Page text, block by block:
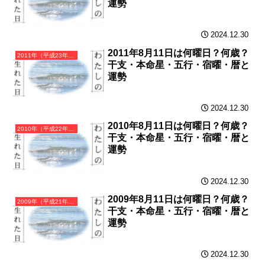
運勢
2024.12.30
2011年（平成23年）辛卯（かのとう）・卯年（うさぎ年）カレンダー（月曜はじまり）
2011年8月11日は何曜日？何歳？
干支・本命星・五行・宿曜・暦と
運勢
2024.12.30
2010年（平成22年）庚寅（かのえとら）・寅年（とら年）カレンダー（月曜はじまり）
2010年8月11日は何曜日？何歳？
干支・本命星・五行・宿曜・暦と
運勢
2024.12.30
2009年（平成21年）己丑（つちのとうし）・丑年（うし年）カレンダー（月曜はじまり）
2009年8月11日は何曜日？何歳？
干支・本命星・五行・宿曜・暦と
運勢
2024.12.30